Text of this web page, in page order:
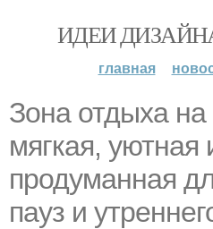
ИДЕИ
главная
Зона отдыха на
мягкая, уютная
продуманная
пауз и